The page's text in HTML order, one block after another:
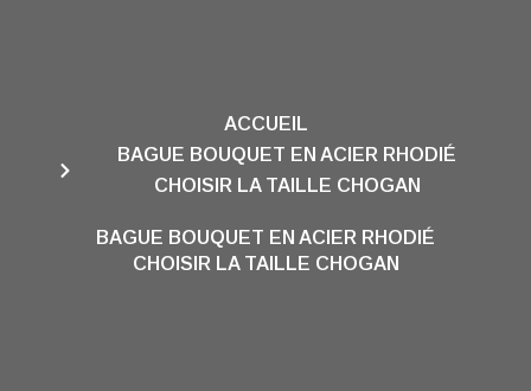
ACCUEIL
BAGUE BOUQUET EN ACIER RHODIÉ
CHOISIR LA TAILLE CHOGAN
BAGUE BOUQUET EN ACIER RHODIÉ
CHOISIR LA TAILLE CHOGAN